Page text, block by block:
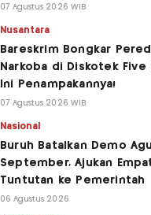
07 Agustus 2026 WIB
Nusantara
Bareskrim Bongkar
Narkoba di Diskotek Five
Ini Penampakannya!
07 Agustus 2026 WIB
Nasional
Buruh Batalkan Demo
September, Ajukan
Tuntutan ke Pemerintah
06 Agustus 2026